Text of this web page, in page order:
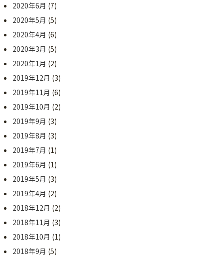
2020年6月 (7)
2020年5月 (5)
2020年4月 (6)
2020年3月 (5)
2020年1月 (2)
2019年12月 (3)
2019年11月 (6)
2019年10月 (2)
2019年9月 (3)
2019年8月 (3)
2019年7月 (1)
2019年6月 (1)
2019年5月 (3)
2019年4月 (2)
2018年12月 (2)
2018年11月 (3)
2018年10月 (1)
2018年9月 (5)